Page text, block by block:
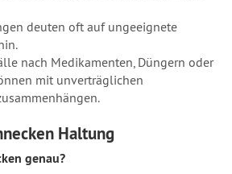
deuten oft auf ungeeignete
nach Medikamenten, Düngern oder
mit unverträglichen
Haltung
genau?